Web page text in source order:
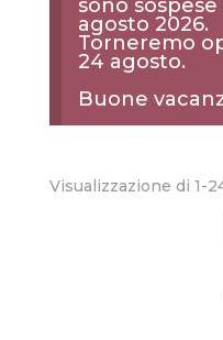
sono sospese
agosto 2026.
Torneremo
24 agosto.
Buone
Visualizzazione di 1-